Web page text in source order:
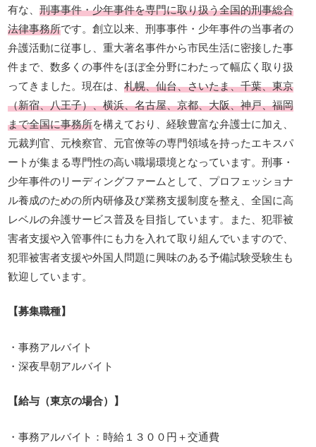
有な、刑事事件・少年事件を専門に取り扱う全国的刑事総合
法律事務所です。創立以来、刑事事件・少年事件の当事者の
弁護活動に従事し、重大著名事件から市民生活に密接した事
件まで、数多くの事件をほぼ全分野にわたって幅広く取り扱
ってきました。現在は、札幌、仙台、さいたま、千葉、東京
（新宿、八王子）、横浜、名古屋、京都、大阪、神戸、福岡
まで全国に事務所を構えており、経験豊富な弁護士に加え、
元裁判官、元検察官、元官僚等の専門領域を持ったエキスパ
ートが集まる専門性の高い職場環境となっています。刑事・
少年事件のリーディングファームとして、プロフェッショナ
ル養成のための所内研修及び業務支援制度を整え、全国に高
レベルの弁護サービス普及を目指しています。また、犯罪被
害者支援や入管事件にも力を入れて取り組んでいますので、
犯罪被害者支援や外国人問題に興味のある予備試験受験生も
歓迎しています。
【募集職種】
・事務アルバイト
・深夜早朝アルバイト
【給与（東京の場合）】
・事務アルバイト：時給１３００円＋交通費